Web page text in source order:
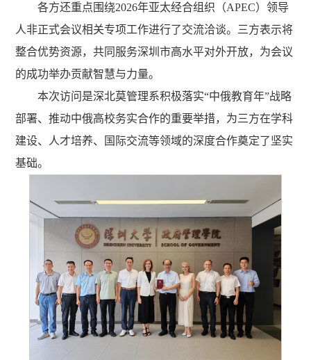
各方还重点围绕2026年亚太经合组织（APEC）领导
人非正式会议相关专项工作进行了交流洽谈。三方表示将
整合优势资源，共同服务深圳市高水平对外开放，为会议
的成功举办贡献智慧与力量。
本次访问是深北莫管理系积极落实“中俄教育年”战略
部署、推动中俄高校务实合作的重要举措，为三方在学科
建设、人才培养、国际交流等领域的深度合作奠定了坚实
基础。